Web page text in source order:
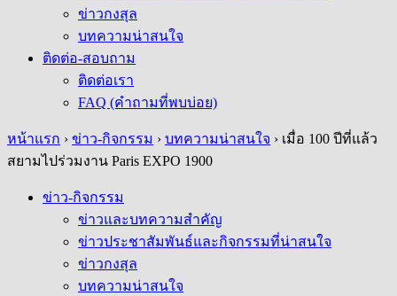
ข่าวกงสุล
บทความน่าสนใจ
ติดต่อ-สอบถาม
ติดต่อเรา
FAQ (คำถามที่พบบ่อย)
หน้าแรก › ข่าว-กิจกรรม › บทความน่าสนใจ › เมื่อ 100 ปีที่แล้ว
สยามไปร่วมงาน Paris EXPO 1900
ข่าว-กิจกรรม
ข่าวและบทความสำคัญ
ข่าวประชาสัมพันธ์และกิจกรรมที่น่าสนใจ
ข่าวกงสุล
บทความน่าสนใจ